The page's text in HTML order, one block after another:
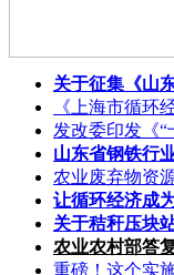
关于征集《山
《上海市循环
发改委印发《“
山东省钢铁行
农业废弃物资
让循环经济成
关于秸秆压块
农业农村部答
重磅！这个实